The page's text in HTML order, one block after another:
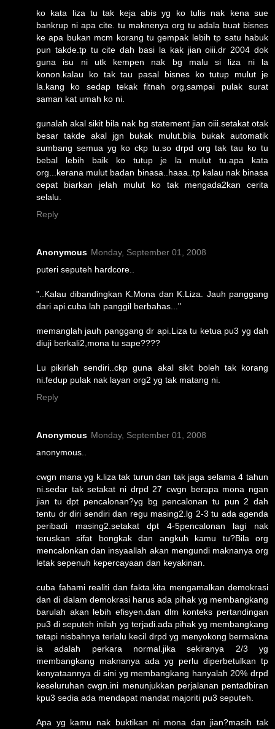
ko kata liza tu tak keja abis yg ko tulis nak kena sue
bankrup ni apa cite. tu maknenya org tu adala buat bisnes
ke apa bukan mcm korang tu gempak lebih tp satu habuk
pun takde.tp tu cite dah basi la kak jian oiii.dr 2004 dok
guna isu ni utk kempen nak bg malu si liza ni la
konon.kalau ko tak tau pasal bisnes ko tutup mulut je
la.kang ko sedap tekak fitnah org,sampai pulak surat
saman kat umah ko ni.
gunalah akal sikit bila nak bg statement jian oiii.setakat otak
besar takde akal jgn bukak mulut.bila bukak automatik
sumbang semua yg ko ckp tu.so drpd org tak tau ko tu
bebal lebih baik ko tutup je la mulut tu.apa kata
org...kerana mulut badan binasa..haaa..tp kalau nak binasa
cepat biarkan jelah mulut ko tak mengada2kan cerita
selalu.
Reply
Anonymous Monday, September 01, 2008
puteri seputeh hardcore..
"..Kalau dibandingkan K.Mona dan K.Liza. Jauh panggang
dari api.cuba lah panggil berbahas..."
memanglah jauh panggang dr api.Liza tu ketua pu3 yg dah
diuji berkali2,mona tu sape????
Lu pikirlah sendiri..ckp guna akal sikit boleh tak korang
ni.fedup pulak nak layan org2 yg tak matang ni.
Reply
Anonymous Monday, September 01, 2008
anonymous..
cwgn mana yg k.liza tak turun dan tak jaga selama 4 tahun
ni.sedar tak setakat ni drpd 27 cwgn berapa mona ngan
jian tu dpt pencalonan?yg bg pencalonan tu pun 2 dah
tentu dr diri sendiri dan regu masing2.lg 2-3 tu ada agenda
peribadi masing2.setakat dpt 4-5pencalonan lagi nak
teruskan sifat bongkak dan angkuh kamu tu?Bila org
mencalonkan dan insyaallah akan mengundi maknanya org
letak sepenuh kepercayaan dan keyakinan.
cuba fahami realiti dan fakta.kita mengamalkan demokrasi
dan di dalam demokrasi harus ada pihak yg membangkang
barulah akan lebih efisyen.dan dlm konteks pertandingan
pu3 di seputeh inilah yg terjadi.ada pihak yg membangkang
tetapi nisbahnya terlalu kecil drpd yg menyokong bermakna
ia adalah perkara normal.jika sekiranya 2/3 yg
membangkang maknanya ada yg perlu diperbetulkan tp
kenyataannya di sini yg membangkang hanyalah 20% drpd
keseluruhan cwgn.ini menunjukkan perjalanan pentadbiran
kpu3 sedia ada mendapat mandat majoriti pu3 seputeh.
Apa yg kamu nak buktikan ni mona dan jian?masih tak